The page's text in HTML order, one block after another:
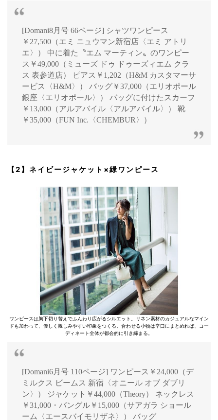
[Domani8月号 66ページ] シャツワンピース
￥27,500（エミ ニュウマン新宿店〈エミ アトリ
エ〉） 中に着た〝エム マーティン〟のワンピー
ス￥49,000（ミューズ ドゥ ドゥーズィエム クラ
ス 表参道店） ピアス￥1,202（H&M カスタマーサ
ービス〈H&M〉） バッグ￥37,000（エリオポール
銀座〈エリオポール〉） バッグに付けたスカーフ
￥13,000（アルアバイル〈アルアバイル〉） 靴
￥35,000（FUN Inc.〈CHEMBUR〉）
【2】ネイビージャケット×緑ワンピース
ワンピースは胸下切り替えでふんわり広がるシルエット。リネン素材のカジュアルなマイン
ドも加わって、優しく親しみやすい印象をつくる。合わせる小物は辛口にまとめれば、コー
ディネート全体が都会的に引き締まる。
[Domani6月号 110ページ] ワンピース￥24,000（デ
ミルクス ビームス 新宿〈オニール オブ ダブリ
ン〉） ジャケット￥44,000（Theory） ネックレス
￥31,000・バングル￥15,000（サアガラ ショール
ーム〈エースバイモリザネ〉） バッグ